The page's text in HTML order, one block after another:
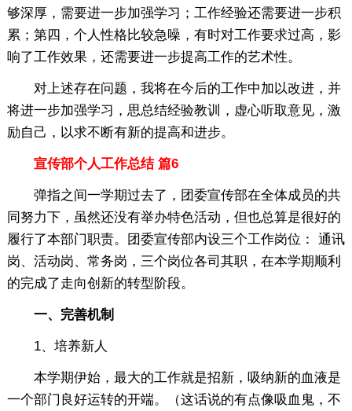
够深厚，需要进一步加强学习；工作经验还需要进一步积
累；第四，个人性格比较急噪，有时对工作要求过高，影
响了工作效果，还需要进一步提高工作的艺术性。
对上述存在问题，我将在今后的工作中加以改进，并
将进一步加强学习，思总结经验教训，虚心听取意见，激
励自己，以求不断有新的提高和进步。
宣传部个人工作总结 篇6
弹指之间一学期过去了，团委宣传部在全体成员的共
同努力下，虽然还没有举办特色活动，但也总算是很好的
履行了本部门职责。团委宣传部内设三个工作岗位： 通讯
岗、活动岗、常务岗，三个岗位各司其职，在本学期顺利
的完成了走向创新的转型阶段。
一、完善机制
1、培养新人
本学期伊始，最大的工作就是招新，吸纳新的血液是
一个部门良好运转的开端。（这话说的有点像吸血鬼，不